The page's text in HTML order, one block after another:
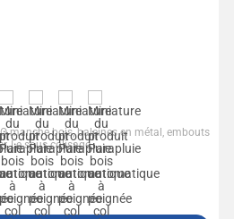
manche bois, baleines en métal, embouts
Le sous colisage...